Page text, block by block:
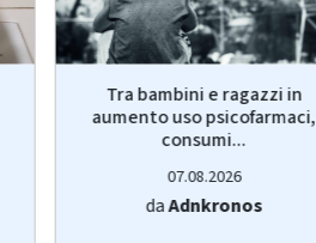
Tra bambini e ragazzi in
aumento uso psicofarmaci,
consumi...
07.08.2026
daAdnkronos